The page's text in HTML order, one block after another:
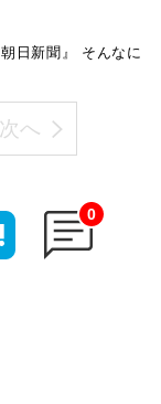
日新聞』 そんなに
次へ
0